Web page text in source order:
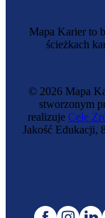
Mapa Karier to
ścieżkach
© 2026 Mapa
stworzonym
realizuje Cele
Jakość Edukacji,